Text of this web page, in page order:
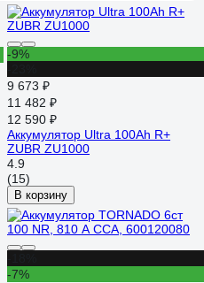
-9%
9 673 ₽
11 482 ₽
12 590 ₽
Аккумулятор Ultra 100Ah R+
ZUBR ZU1000
4.9
(15)
В корзину
-7%